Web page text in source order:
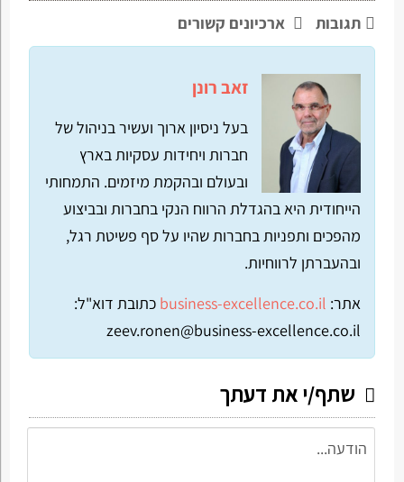
תגובות ארכיונים קשורים
זאב רונן
בעל ניסיון ארוך ועשיר בניהול של
חברות ויחידות עסקיות בארץ
ובעולם ובהקמת מיזמים. התמחותי
הייחודית היא בהגדלת הרווח הנקי בחברות ובביצוע
מהפכים ותפניות בחברות שהיו על סף פשיטת רגל,
ובהעברתן לרווחיות.
אתר: business-excellence.co.il כתובת דוא"ל:
zeev.ronen@business-excellence.co.il
שתף/י את דעתך